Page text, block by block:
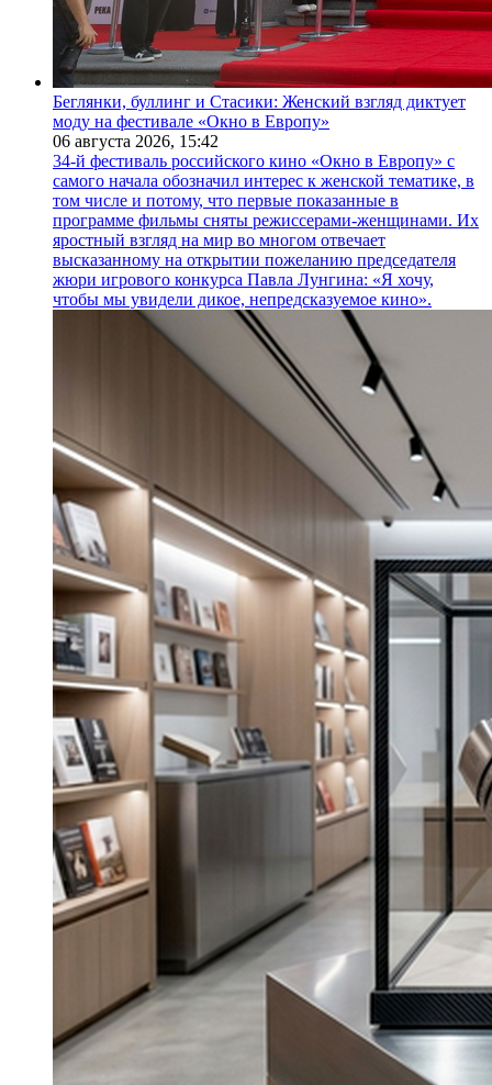
Беглянки, буллинг и Стасики: Женский взгляд диктует
моду на фестивале «Окно в Европу»
06 августа 2026, 15:42
34-й фестиваль российского кино «Окно в Европу» с
самого начала обозначил интерес к женской тематике, в
том числе и потому, что первые показанные в
программе фильмы сняты режиссерами-женщинами. Их
яростный взгляд на мир во многом отвечает
высказанному на открытии пожеланию председателя
жюри игрового конкурса Павла Лунгина: «Я хочу,
чтобы мы увидели дикое, непредсказуемое кино».